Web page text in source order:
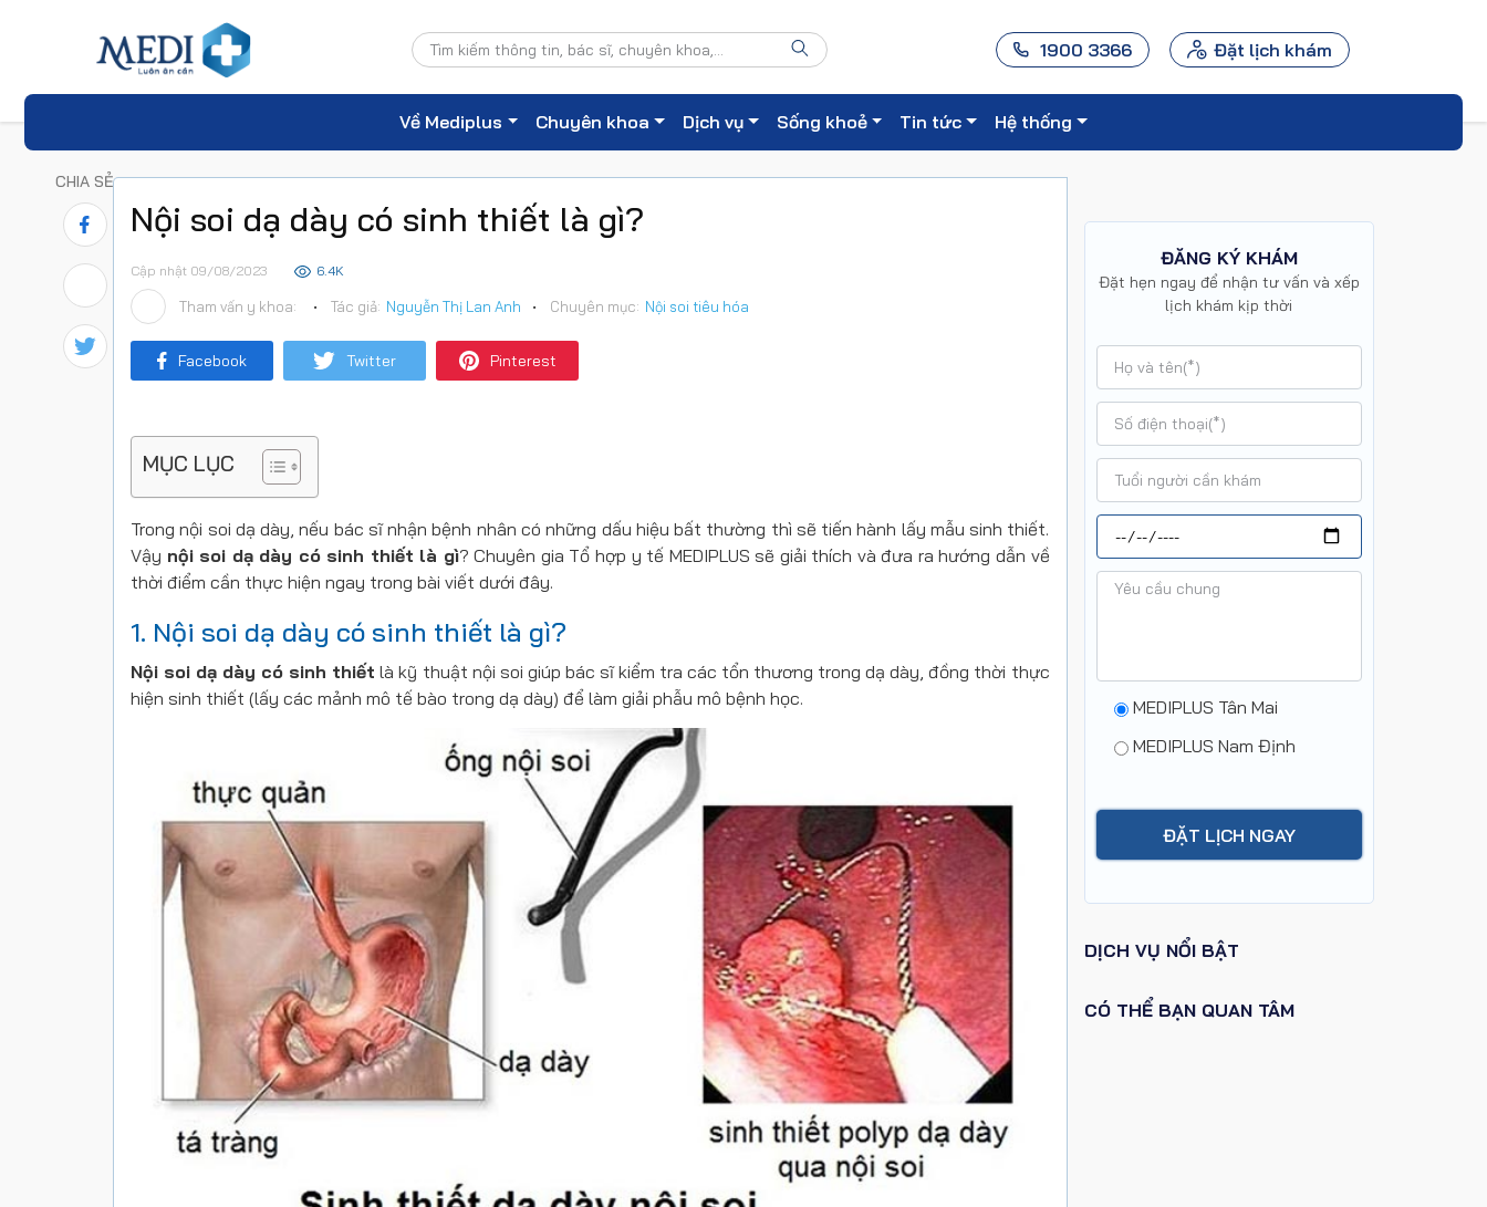
1900 3366 Đặt lịch khám
Về Mediplus Chuyên khoa Dịch vụ Sống khoẻ Tin tức Hệ thống
Nội soi dạ dày có sinh thiết là gì?
Cập nhật 09/08/2023 6.4K
Tham vấn y khoa: • Tác giả: Nguyễn Thị Lan Anh • Chuyên mục: Nội soi tiêu hóa
Facebook Twitter Pinterest
MỤC LỤC
Trong nội soi dạ dày, nếu bác sĩ nhận bệnh nhân có những dấu hiệu bất thường thì sẽ tiến hành lấy mẫu sinh thiết.
Vậy nội soi dạ dày có sinh thiết là gì? Chuyên gia Tổ hợp y tế MEDIPLUS sẽ giải thích và đưa ra hướng dẫn về
thời điểm cần thực hiện ngay trong bài viết dưới đây.
1. Nội soi dạ dày có sinh thiết là gì?
Nội soi dạ dày có sinh thiết là kỹ thuật nội soi giúp bác sĩ kiểm tra các tổn thương trong dạ dày, đồng thời thực
hiện sinh thiết (lấy các mảnh mô tế bào trong dạ dày) để làm giải phẫu mô bệnh học.
ĐĂNG KÝ KHÁM
Đặt hẹn ngay để nhận tư vấn và xếp
lịch khám kịp thời
MEDIPLUS Tân Mai
MEDIPLUS Nam Định
DỊCH VỤ NỔI BẬT
CÓ THỂ BẠN QUAN TÂM
CHIA SẺ